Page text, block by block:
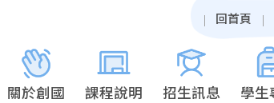
回首頁
關於創國 課程說明 招生訊息 學生